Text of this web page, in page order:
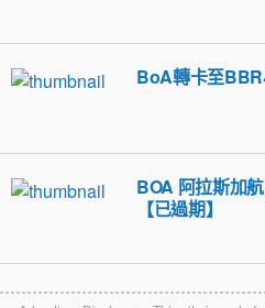
BoA轉卡至
BOA 阿拉斯加
【已過期】